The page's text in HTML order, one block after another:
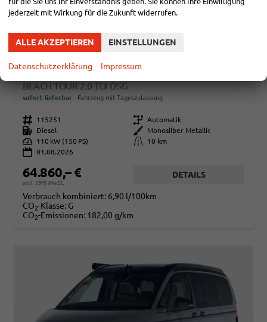
VOLKSWAGEN T7 CALIFORNIA
BEACH TOUR 2.0 TDI DSG
sofort lieferbar Fahrzeug mit Tageszulassung
Fahrzeugnr. 115251 Getriebe Automatik
Kraftstoff
Diesel Außenfarbe
Monosilber Metallic
Leistung
110 kW (150 PS) Kilometerstand
10 km
01.08.2026
64.860,– €
incl. 19% MwSt.
DETAILS
Verbrauch kombiniert: 6,90 l/100km
CO2-Klasse: G
CO2-Emissionen: 182,00 g/km
jederzeit mit Wirkung für die Zukunft widerrufen.
ALLE AKZEPTIEREN EINSTELLUNGEN
Datenschutzerklärung Impressum